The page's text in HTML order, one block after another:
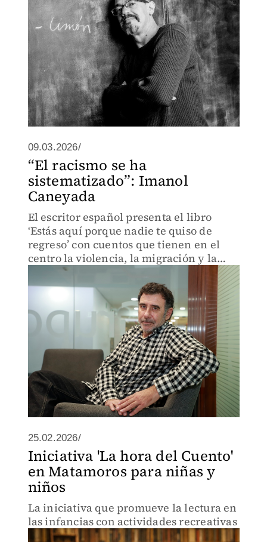
09.03.2026/
“El racismo se ha
sistematizado”: Imanol
Caneyada
El escritor español presenta el libro
‘Estás aquí porque nadie te quiso de
regreso’ con cuentos que tienen en el
centro la violencia, la migración y la
discriminación.
25.02.2026/
Iniciativa 'La hora del Cuento'
en Matamoros para niñas y
niños
La iniciativa que promueve la lectura en
las infancias con actividades recreativas